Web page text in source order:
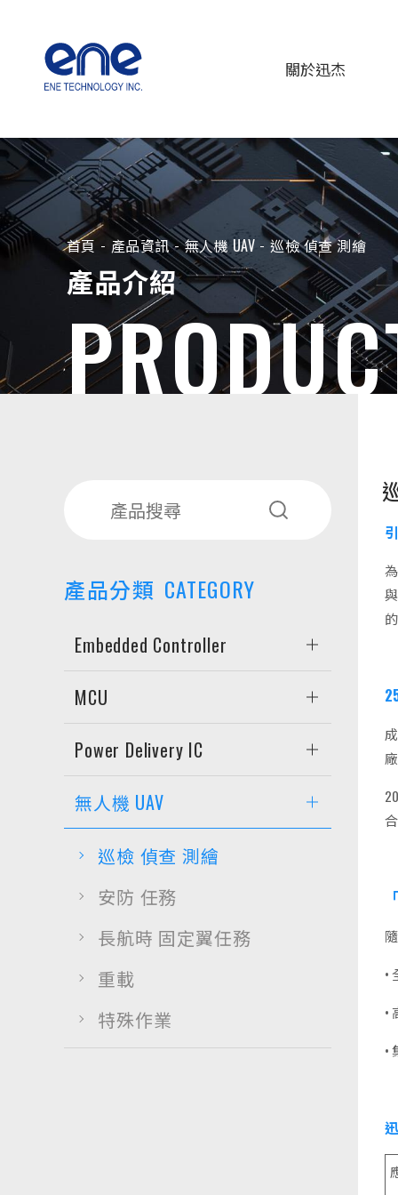
關於迅杰
首頁 產品資訊 無人機 UAV 巡檢 偵查 測繪
產品介紹
產品分類 CATEGORY
Embedded Controller
MCU
Power Delivery IC
無人機 UAV
巡檢 偵查 測繪
安防 任務
長航時 固定翼任務
重載
特殊作業
•
•
•